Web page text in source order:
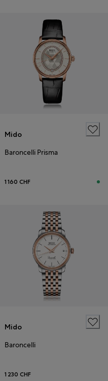
Mido
Baroncelli Prisma
1 160 CHF
Mido
Baroncelli
1 230 CHF